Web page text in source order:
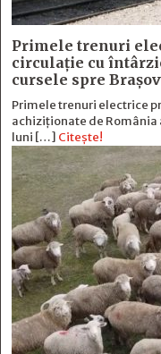
Primele trenuri
circulație cu
cursele spre
Primele trenuri electrice
achiziționate de
luni […] Citește!